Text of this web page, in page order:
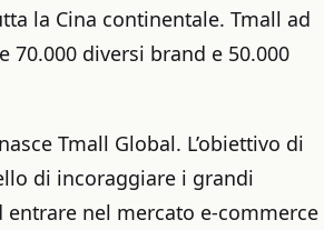
la Cina continentale. Tmall ad
70.000 diversi brand e 50.000
Tmall Global. L’obiettivo di
di incoraggiare i grandi
nel mercato e-commerce